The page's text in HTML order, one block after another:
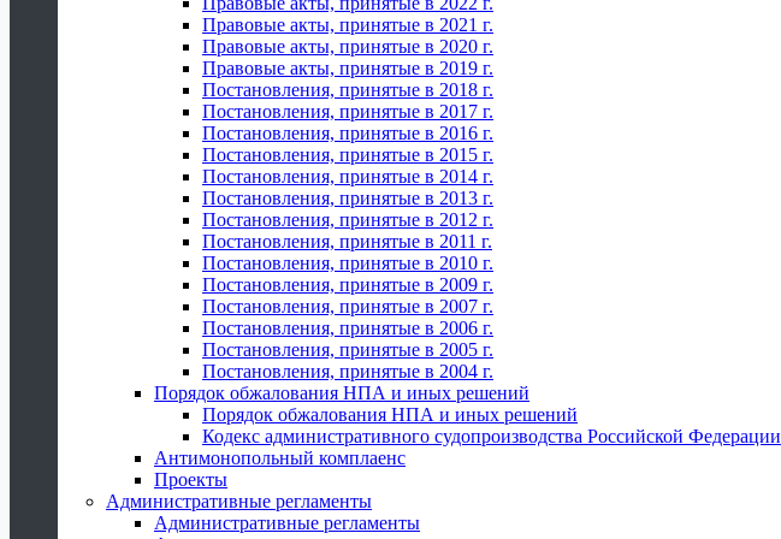
Правовые акты, принятые в 2021 г.
Правовые акты, принятые в 2020 г.
Правовые акты, принятые в 2019 г.
Постановления, принятые в 2018 г.
Постановления, принятые в 2017 г.
Постановления, принятые в 2016 г.
Постановления, принятые в 2015 г.
Постановления, принятые в 2014 г.
Постановления, принятые в 2013 г.
Постановления, принятые в 2012 г.
Постановления, принятые в 2011 г.
Постановления, принятые в 2010 г.
Постановления, принятые в 2009 г.
Постановления, принятые в 2007 г.
Постановления, принятые в 2006 г.
Постановления, принятые в 2005 г.
Постановления, принятые в 2004 г.
Порядок обжалования НПА и иных решений
Порядок обжалования НПА и иных решений
Кодекс административного судопроизводства Российской Федерации
Антимонопольный комплаенс
Проекты
Административные регламенты
Административные регламенты